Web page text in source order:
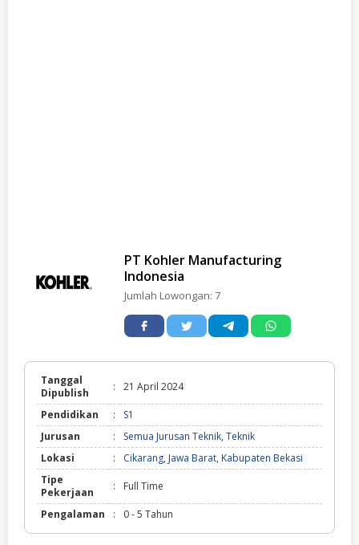
PT Kohler Manufacturing
Indonesia
Jumlah Lowongan: 7
Tanggal
Dipublish
: 21 April 2024
Pendidikan :
S1
Jurusan
: Semua Jurusan Teknik, Teknik
Lokasi
: Cikarang, Jawa Barat, Kabupaten Bekasi
Tipe
Pekerjaan
: Full Time
Pengalaman : 0 - 5 Tahun